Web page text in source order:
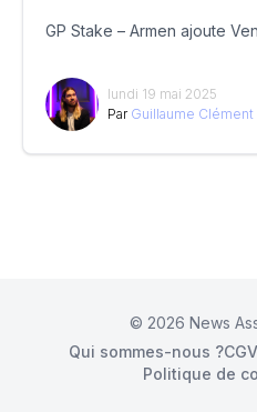
GP Stake – Armen ajoute
lundi 19 mai 2025
Par Guillaume Clément
© 2026 News
Qui sommes-nous ?CGV
Politique de